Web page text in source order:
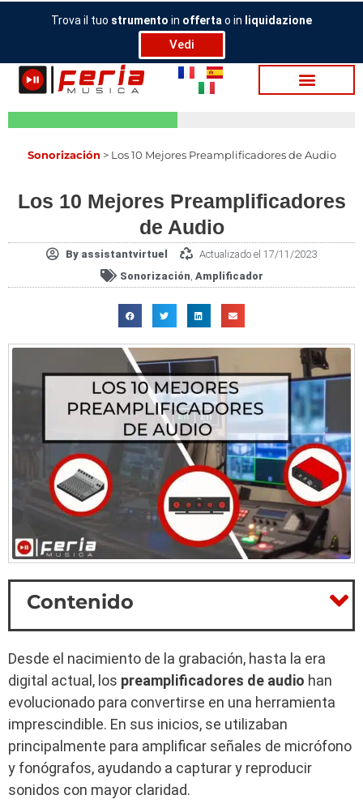
Ir
Trova il tuo strumento in offerta o in liquidazione
Vedi
Sonorización> Los 10 Mejores Preamplificadores de Audio
Los 10 Mejores Preamplificadores
de Audio
By assistantvirtuel
Actualizado el 17/11/2023
Sonorización Amplificador
Contenido
Desde el nacimiento de la grabación, hasta la era
digital actual, los preamplificadores de audio han
evolucionado para convertirse en una herramienta
imprescindible. En sus inicios, se utilizaban
principalmente para amplificar señales de micrófono
y fonógrafos, ayudando a capturar y reproducir
sonidos con mayor claridad.